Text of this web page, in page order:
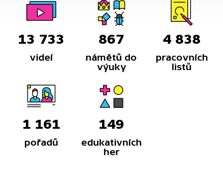
13 733
videí
867
námětů do
výuky
4 838
pracovních
listů
1 161
pořadů
149
edukativních
her